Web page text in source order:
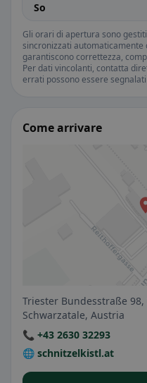
So
Gli orari di apertura sono
sincronizzati automaticamente
garantiscono correttezza,
Per dati vincolanti, contatta
errati possono essere
Come arrivare
Triester Bundesstraße
Schwarzatale, Austria
📞 +43 2630 32293
🌐 schnitzelkistl.at